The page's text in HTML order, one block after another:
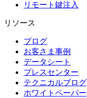
リモート鍵注入
リソース
ブログ
お客さま事例
データシート
プレスセンター
テクニカルブログ
ホワイトペーパー